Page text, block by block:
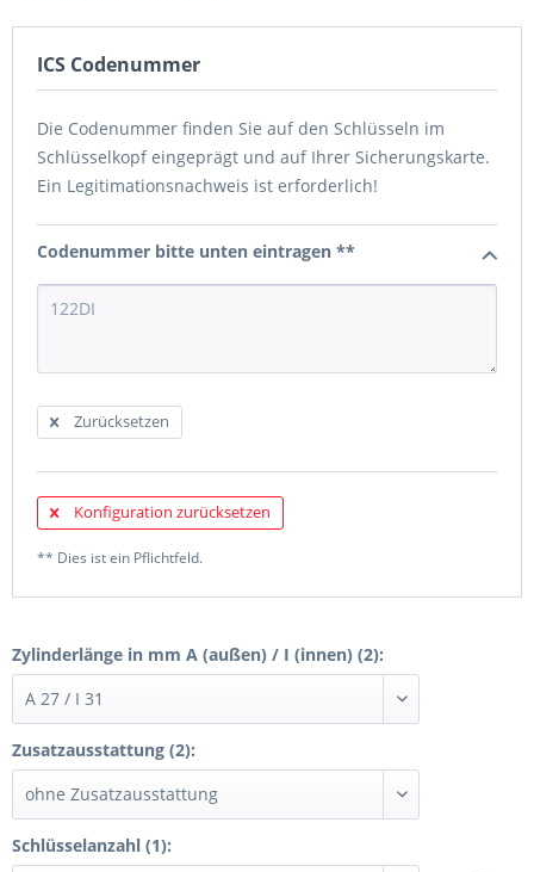
ICS Codenummer
Die Codenummer finden Sie auf den Schlüsseln im
Schlüsselkopf eingeprägt und auf Ihrer Sicherungskarte.
Ein Legitimationsnachweis ist erforderlich!
Codenummer bitte unten eintragen **
Zurücksetzen
Konfiguration zurücksetzen
** Dies ist ein Pflichtfeld.
Zylinderlänge in mm A (außen) / I (innen) (2):
Zusatzausstattung (2):
Schlüsselanzahl (1):